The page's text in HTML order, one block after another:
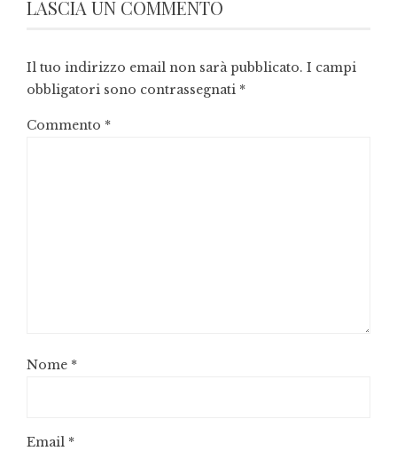
LASCIA UN COMMENTO
Il tuo indirizzo email non sarà pubblicato. I campi
obbligatori sono contrassegnati *
Commento *
Nome *
Email *